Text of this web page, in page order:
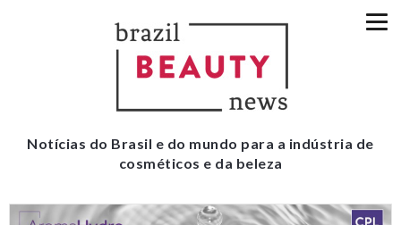
Notícias do Brasil e do mundo para a indústria de
cosméticos e da beleza